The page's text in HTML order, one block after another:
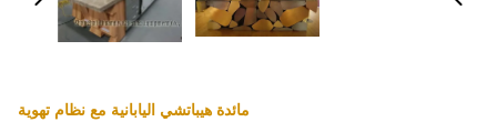
مائدة هيباتشي اليابانية مع نظام تهوية